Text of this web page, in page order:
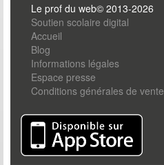
Le prof du web© 2013-2026
Soutien scolaire digital
Accueil
Blog
Informations légales
Espace presse
Conditions générales de vente